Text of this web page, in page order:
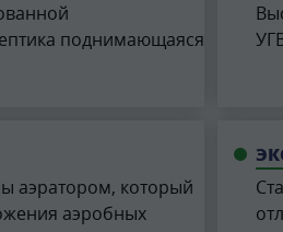
поднимающаяся
аэратором, который
аэробных